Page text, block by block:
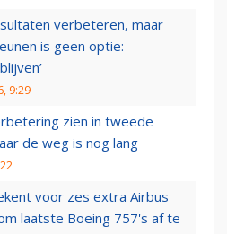
verbeteren, maar
is geen optie:
9:29
zien in tweede
de weg is nog lang
voor zes extra Airbus
laatste Boeing 757's af te